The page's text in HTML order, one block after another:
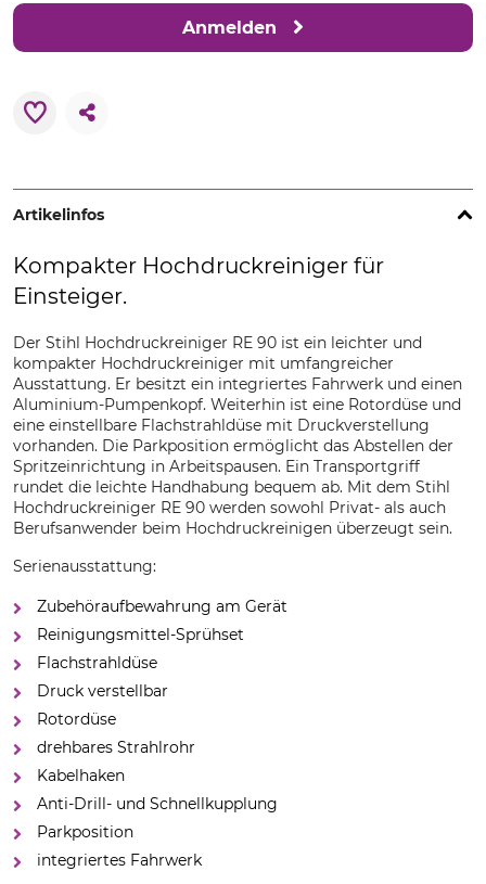
Anmelden
Artikelinfos
Kompakter Hochdruckreiniger für
Einsteiger.
Der Stihl Hochdruckreiniger RE 90 ist ein leichter und
kompakter Hochdruckreiniger mit umfangreicher
Ausstattung. Er besitzt ein integriertes Fahrwerk und einen
Aluminium-Pumpenkopf. Weiterhin ist eine Rotordüse und
eine einstellbare Flachstrahldüse mit Druckverstellung
vorhanden. Die Parkposition ermöglicht das Abstellen der
Spritzeinrichtung in Arbeitspausen. Ein Transportgriff
rundet die leichte Handhabung bequem ab. Mit dem Stihl
Hochdruckreiniger RE 90 werden sowohl Privat- als auch
Berufsanwender beim Hochdruckreinigen überzeugt sein.
Serienausstattung:
Zubehöraufbewahrung am Gerät
Reinigungsmittel-Sprühset
Flachstrahldüse
Druck verstellbar
Rotordüse
drehbares Strahlrohr
Kabelhaken
Anti-Drill- und Schnellkupplung
Parkposition
integriertes Fahrwerk